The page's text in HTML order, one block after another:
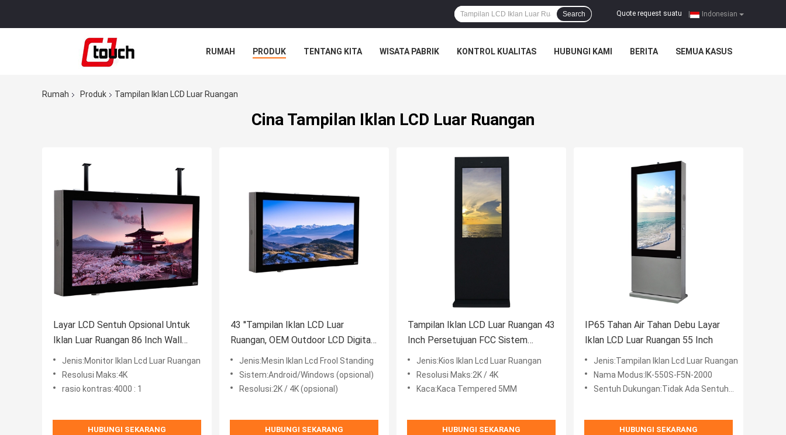
Indonesian
Quote request suatu
Search
RUMAH PRODUK TENTANG KITA WISATA PABRIK KONTROL KUALITAS HUBUNGI KAMI BERITA SEMUA KASUS
Rumah Produk Tampilan Iklan LCD Luar Ruangan
Cina Tampilan Iklan LCD Luar Ruangan
Layar LCD Sentuh Opsional Untuk
Iklan Luar Ruangan 86 Inch Wall
Mounted
Jenis:Monitor Iklan Lcd Luar Ruangan
Resolusi Maks:4K
rasio kontras:4000 : 1
HUBUNGI SEKARANG
43 ''Tampilan Iklan LCD Luar
Ruangan, OEM Outdoor LCD Digital
Signage Respon 6ms
Jenis:Mesin Iklan Lcd Frool Standing
Sistem:Android/Windows (opsional)
Resolusi:2K / 4K (opsional)
HUBUNGI SEKARANG
Tampilan Iklan LCD Luar Ruangan 43
Inch Persetujuan FCC Sistem
Cerdas Industri
Jenis:Kios Iklan Lcd Luar Ruangan
Resolusi Maks:2K / 4K
Kaca:Kaca Tempered 5MM
HUBUNGI SEKARANG
IP65 Tahan Air Tahan Debu Layar
Iklan LCD Luar Ruangan 55 Inch
Jenis:Tampilan Iklan Lcd Luar Ruangan
Nama Modus:IK-550S-F5N-2000
Sentuh Dukungan:Tidak Ada Sentuhan / 10 Poin / 20 Poin
HUBUNGI SEKARANG